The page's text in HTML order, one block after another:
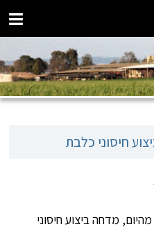
חיסוני כלבת
מדחה ביצוע חיסוני